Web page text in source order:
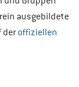
ausgebildete
der offiziellen